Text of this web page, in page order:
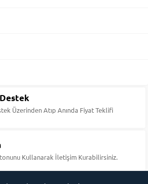
Üzerinden Atıp Anında Fiyat Teklifi
Kullanarak İletişim Kurabilirsiniz.